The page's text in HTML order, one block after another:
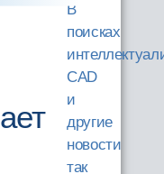
В
поисках
CAD
и
другие
новости
так